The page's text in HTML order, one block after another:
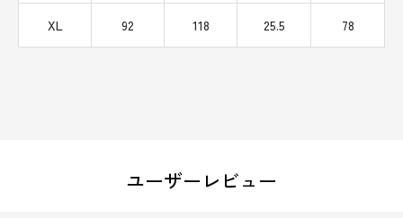
XL 92 118 25.5 78
ユーザーレビュー